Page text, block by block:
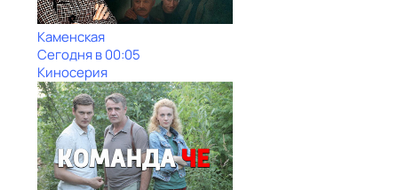
Каменская
Сегодня в 00:05
Киносерия